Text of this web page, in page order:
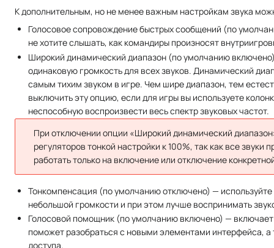
К дополнительным, но не менее важным настройкам звука
Голосовое сопровождение быстрых сообщений (по
не хотите слышать, как командиры произносят
Широкий динамический диапазон (по умолчанию
одинаковую громкость для всех звуков. Динамический
самым тихим звуком в игре. Чем шире диапазон, тем
выключить эту опцию, если для игры вы используете
неспособную воспроизвести весь спектр звуковых частот.
При отключении опции «Широкий динамический
регуляторов тонкой настройки к 100%, так как все звуки
работать только на включение или отключение
Тонкомпенсация (по умолчанию отключено) —
небольшой громкости и при этом лучше воспринимать
Голосовой помощник (по умолчанию включено) —
поможет разобраться с новыми элементами интерфейса,
доступа.